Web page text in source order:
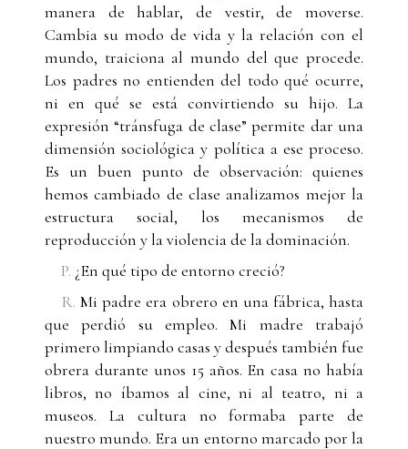
manera de hablar, de vestir, de moverse.
Cambia su modo de vida y la relación con el
mundo, traiciona al mundo del que procede.
Los padres no entienden del todo qué ocurre,
ni en qué se está convirtiendo su hijo. La
expresión “tránsfuga de clase” permite dar una
dimensión sociológica y política a ese proceso.
Es un buen punto de observación: quienes
hemos cambiado de clase analizamos mejor la
estructura social, los mecanismos de
reproducción y la violencia de la dominación.
P. ¿En qué tipo de entorno creció?
R. Mi padre era obrero en una fábrica, hasta
que perdió su empleo. Mi madre trabajó
primero limpiando casas y después también fue
obrera durante unos 15 años. En casa no había
libros, no íbamos al cine, ni al teatro, ni a
museos. La cultura no formaba parte de
nuestro mundo. Era un entorno marcado por la